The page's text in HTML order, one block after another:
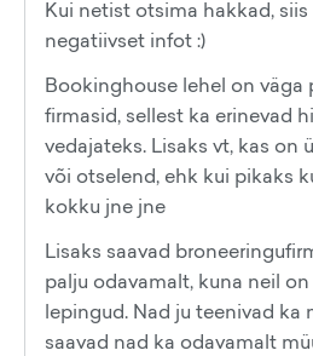
Kui netist otsima hakkad,
negatiivset infot :)
Bookinghouse lehel on väga
firmasid, sellest ka erinevad
vedajateks. Lisaks vt, kas on
või otselend, ehk kui pikaks
kokku jne jne
Lisaks saavad
palju odavamalt, kuna neil
lepingud. Nad ju teenivad ka
saavad nad ka odavamalt